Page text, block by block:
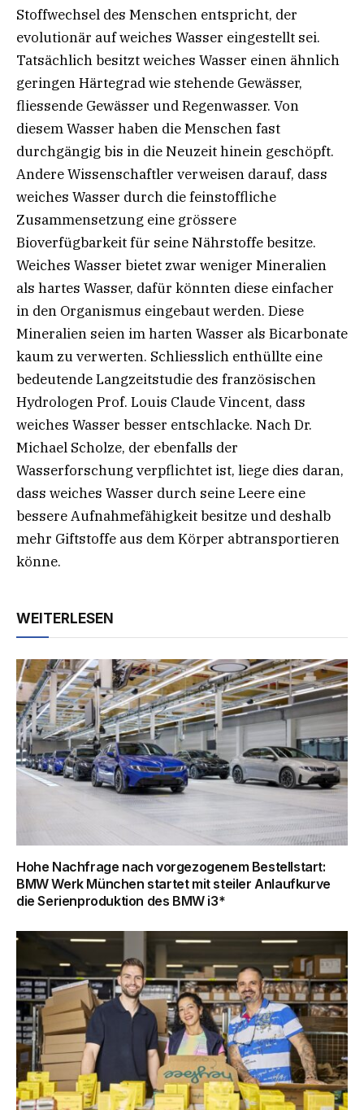
Stoffwechsel des Menschen entspricht, der
evolutionär auf weiches Wasser eingestellt sei.
Tatsächlich besitzt weiches Wasser einen ähnlich
geringen Härtegrad wie stehende Gewässer,
fliessende Gewässer und Regenwasser. Von
diesem Wasser haben die Menschen fast
durchgängig bis in die Neuzeit hinein geschöpft.
Andere Wissenschaftler verweisen darauf, dass
weiches Wasser durch die feinstoffliche
Zusammensetzung eine grössere
Bioverfügbarkeit für seine Nährstoffe besitze.
Weiches Wasser bietet zwar weniger Mineralien
als hartes Wasser, dafür könnten diese einfacher
in den Organismus eingebaut werden. Diese
Mineralien seien im harten Wasser als Bicarbonate
kaum zu verwerten. Schliesslich enthüllte eine
bedeutende Langzeitstudie des französischen
Hydrologen Prof. Louis Claude Vincent, dass
weiches Wasser besser entschlacke. Nach Dr.
Michael Scholze, der ebenfalls der
Wasserforschung verpflichtet ist, liege dies daran,
dass weiches Wasser durch seine Leere eine
bessere Aufnahmefähigkeit besitze und deshalb
mehr Giftstoffe aus dem Körper abtransportieren
könne.
WEITERLESEN
Hohe Nachfrage nach vorgezogenem Bestellstart:
BMW Werk München startet mit steiler Anlaufkurve
die Serienproduktion des BMW i3*